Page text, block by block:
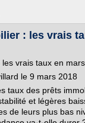
: les vrais
vrais taux en
le 9 mars 2018
taux des prêts
et légères
de leurs plus bas